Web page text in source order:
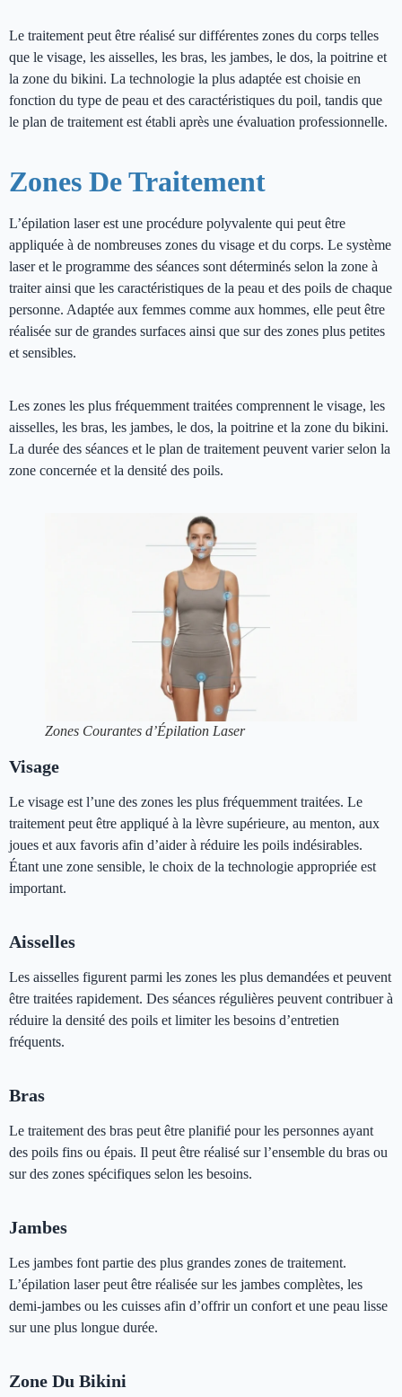
Le traitement peut être réalisé sur différentes zones du corps telles
que le visage, les aisselles, les bras, les jambes, le dos, la poitrine et
la zone du bikini. La technologie la plus adaptée est choisie en
fonction du type de peau et des caractéristiques du poil, tandis que
le plan de traitement est établi après une évaluation professionnelle.
Zones De Traitement
L’épilation laser est une procédure polyvalente qui peut être
appliquée à de nombreuses zones du visage et du corps. Le système
laser et le programme des séances sont déterminés selon la zone à
traiter ainsi que les caractéristiques de la peau et des poils de chaque
personne. Adaptée aux femmes comme aux hommes, elle peut être
réalisée sur de grandes surfaces ainsi que sur des zones plus petites
et sensibles.
Les zones les plus fréquemment traitées comprennent le visage, les
aisselles, les bras, les jambes, le dos, la poitrine et la zone du bikini.
La durée des séances et le plan de traitement peuvent varier selon la
zone concernée et la densité des poils.
Zones Courantes d’Épilation Laser
Visage
Le visage est l’une des zones les plus fréquemment traitées. Le
traitement peut être appliqué à la lèvre supérieure, au menton, aux
joues et aux favoris afin d’aider à réduire les poils indésirables.
Étant une zone sensible, le choix de la technologie appropriée est
important.
Aisselles
Les aisselles figurent parmi les zones les plus demandées et peuvent
être traitées rapidement. Des séances régulières peuvent contribuer à
réduire la densité des poils et limiter les besoins d’entretien
fréquents.
Bras
Le traitement des bras peut être planifié pour les personnes ayant
des poils fins ou épais. Il peut être réalisé sur l’ensemble du bras ou
sur des zones spécifiques selon les besoins.
Jambes
Les jambes font partie des plus grandes zones de traitement.
L’épilation laser peut être réalisée sur les jambes complètes, les
demi-jambes ou les cuisses afin d’offrir un confort et une peau lisse
sur une plus longue durée.
Zone Du Bikini